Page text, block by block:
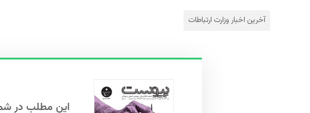
آخرین اخبار وزارت ارتباطات